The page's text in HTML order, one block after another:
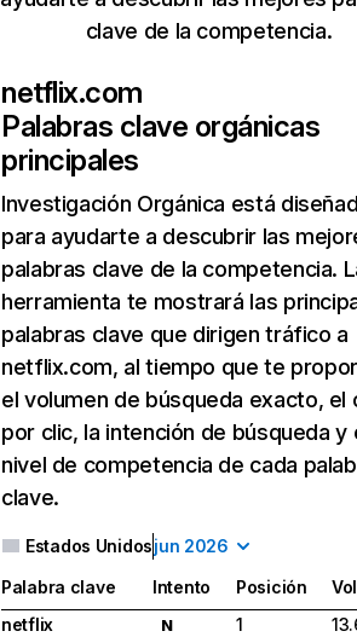
clave de la competencia.
netflix.com
Palabras clave orgánicas
principales
Investigación Orgánica está
para ayudarte a descubrir las
palabras clave de la competencia.
herramienta te mostrará las
palabras clave que dirigen tráfico a
netflix.com, al tiempo que te
el volumen de búsqueda exacto, el
por clic, la intención de búsqueda y
nivel de competencia de cada
clave.
Estados Unidosjun 2026
Palabra clave Intento Posición
netflix
N 1